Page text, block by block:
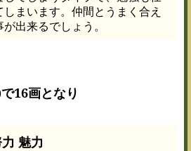
まいます。仲間とうまく合え
出来るでしょう。
16画となり
魅力